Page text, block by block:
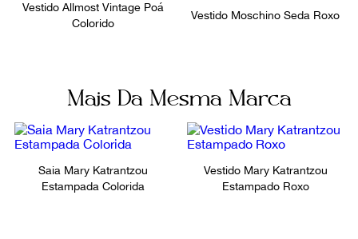
Vestido Allmost Vintage Poá
Colorido
Vestido Moschino Seda Roxo
Mais Da Mesma Marca
Saia Mary Katrantzou
Estampada Colorida
Vestido Mary Katrantzou
Estampado Roxo